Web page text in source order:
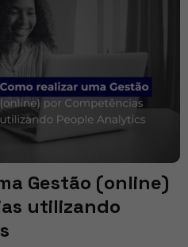
Gestão (online)
utilizando